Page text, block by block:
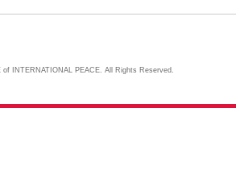
INTERNATIONAL PEACE. All Rights Reserved.